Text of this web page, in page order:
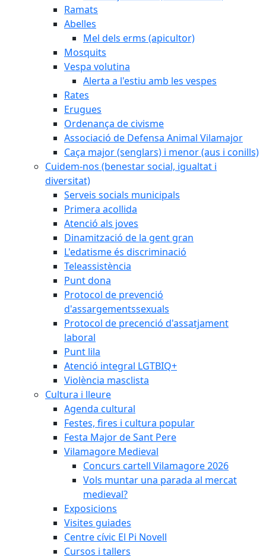
Ramats
Abelles
Mel dels erms (apicultor)
Mosquits
Vespa volutina
Alerta a l'estiu amb les vespes
Rates
Erugues
Ordenança de civisme
Associació de Defensa Animal Vilamajor
Caça major (senglars) i menor (aus i conills)
Cuidem-nos (benestar social, igualtat i
diversitat)
Serveis socials municipals
Primera acollida
Atenció als joves
Dinamització de la gent gran
L'edatisme és discriminació
Teleassistència
Punt dona
Protocol de prevenció
d'assargementssexuals
Protocol de precenció d'assatjament
laboral
Punt lila
Atenció integral LGTBIQ+
Violència masclista
Cultura i lleure
Agenda cultural
Festes, fires i cultura popular
Festa Major de Sant Pere
Vilamagore Medieval
Concurs cartell Vilamagore 2026
Vols muntar una parada al mercat
medieval?
Exposicions
Visites guiades
Centre cívic El Pi Novell
Cursos i tallers